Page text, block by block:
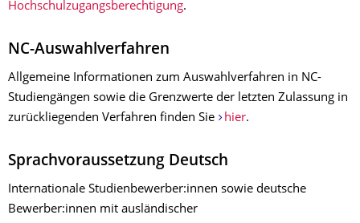
Hochschulzugangsberechtigung.
NC-Auswahlverfahren
Allgemeine Informationen zum Auswahlverfahren in NC-
Studiengängen sowie die Grenzwerte der letzten Zulassung in
zurückliegenden Verfahren finden Sie
hier.
Sprachvoraussetzung Deutsch
Internationale Studienbewerber:innen sowie deutsche
Bewerber:innen mit ausländischer